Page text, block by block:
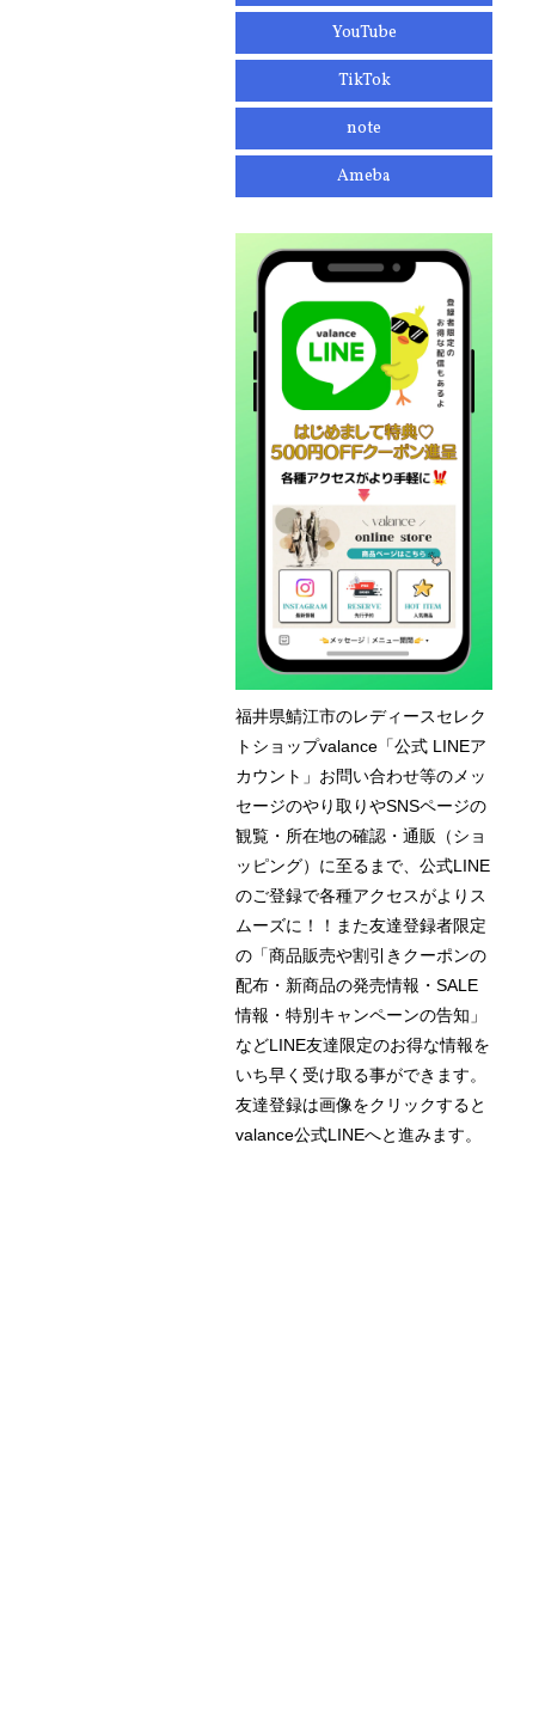
YouTube
TikTok
note
Ameba
福井県鯖江市のレディースセレク
トショップvalance「公式 LINEア
カウント」お問い合わせ等のメッ
セージのやり取りやSNSページの
観覧・所在地の確認・通販（ショ
ッピング）に至るまで、公式LINE
のご登録で各種アクセスがよりス
ムーズに！！また友達登録者限定
の「商品販売や割引きクーポンの
配布・新商品の発売情報・SALE
情報・特別キャンペーンの告知」
などLINE友達限定のお得な情報を
いち早く受け取る事ができます。
友達登録は画像をクリックすると
valance公式LINEへと進みます。